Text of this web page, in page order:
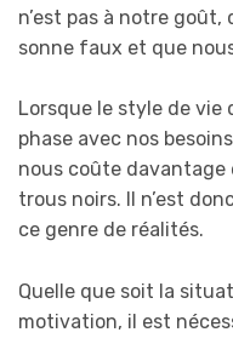
n’est pas à notre goût,
sonne faux et que
Lorsque le style de vie
phase avec nos
nous coûte davantage
trous noirs. Il n’est
ce genre de réalités.
Quelle que soit la
motivation, il est